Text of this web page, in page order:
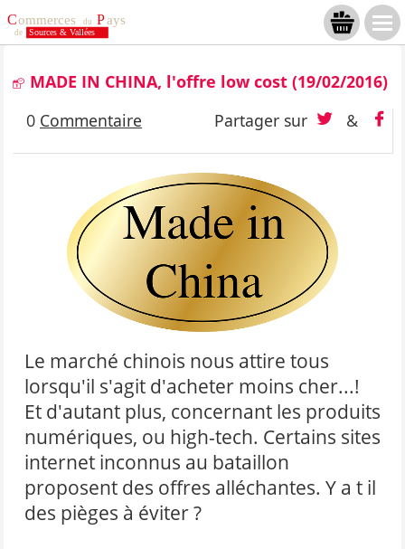
MADE IN CHINA, l'offre low cost (19/02/2016)
0 Commentaire Partager sur &
Le marché chinois nous attire tous
lorsqu'il s'agit d'acheter moins cher...!
Et d'autant plus, concernant les produits
numériques, ou high-tech. Certains sites
internet inconnus au bataillon
proposent des offres alléchantes. Y a t il
des pièges à éviter ?